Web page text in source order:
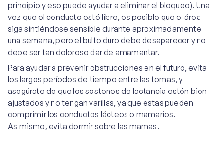
principio y eso puede ayudar a eliminar el bloqueo). Una
vez que el conducto esté libre, es posible que el área
siga sintiéndose sensible durante aproximadamente
una semana, pero el bulto duro debe desaparecer y no
debe ser tan doloroso dar de amamantar.
Para ayudar a prevenir obstrucciones en el futuro, evita
los largos períodos de tiempo entre las tomas, y
asegúrate de que los sostenes de lactancia estén bien
ajustados y no tengan varillas, ya que estas pueden
comprimir los conductos lácteos o mamarios.
Asimismo, evita dormir sobre las mamas.